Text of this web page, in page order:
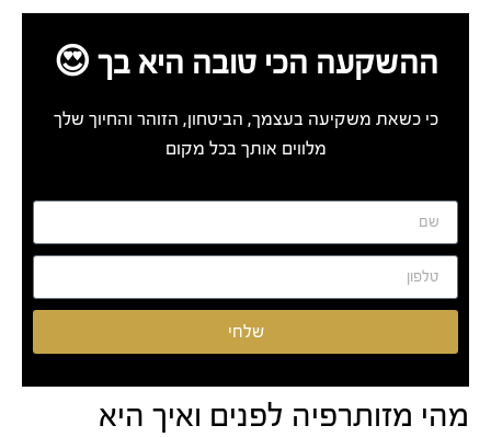
ההשקעה הכי טובה היא בך 😍
כי כשאת משקיעה בעצמך, הביטחון, הזוהר והחיוך שלך
מלווים אותך בכל מקום
שלחי
מהי מזותרפיה לפנים ואיך היא